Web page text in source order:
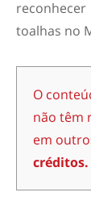
toalhas no
O
não têm
em
créditos.